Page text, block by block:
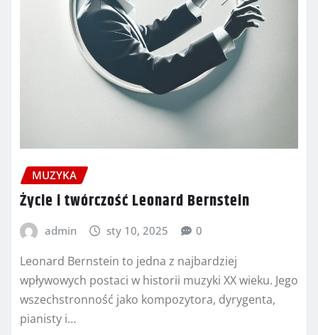
MUZYKA
Życie i twórczość Leonard Bernstein
admin sty 10, 2025 0
Leonard Bernstein to jedna z najbardziej
wpływowych postaci w historii muzyki XX wieku. Jego
wszechstronność jako kompozytora, dyrygenta,
pianisty i…